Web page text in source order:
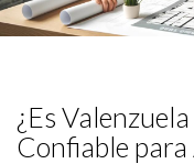
¿Es
Confiable